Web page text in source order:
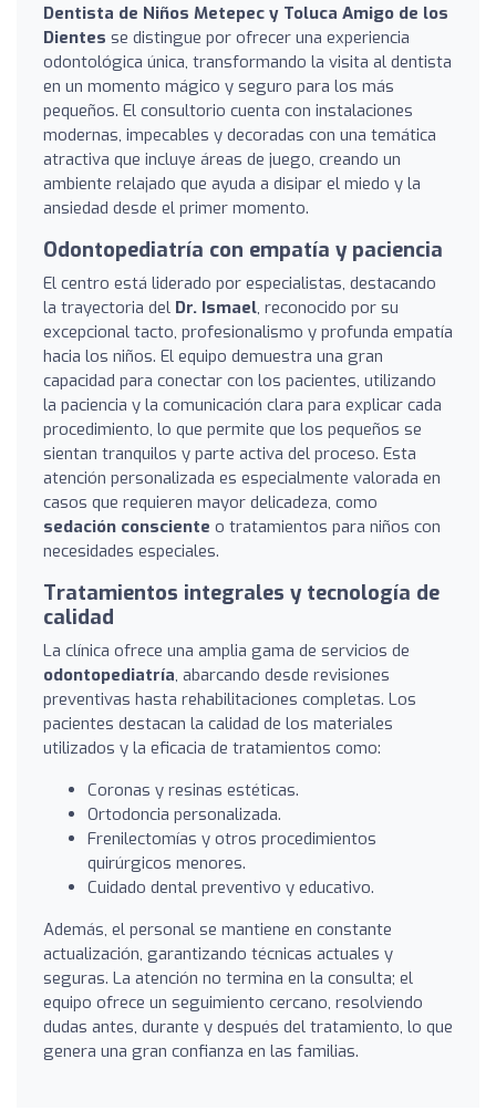
Dentista de Niños Metepec y Toluca Amigo de los
Dientes se distingue por ofrecer una experiencia
odontológica única, transformando la visita al dentista
en un momento mágico y seguro para los más
pequeños. El consultorio cuenta con instalaciones
modernas, impecables y decoradas con una temática
atractiva que incluye áreas de juego, creando un
ambiente relajado que ayuda a disipar el miedo y la
ansiedad desde el primer momento.
Odontopediatría con empatía y paciencia
El centro está liderado por especialistas, destacando
la trayectoria del Dr. Ismael, reconocido por su
excepcional tacto, profesionalismo y profunda empatía
hacia los niños. El equipo demuestra una gran
capacidad para conectar con los pacientes, utilizando
la paciencia y la comunicación clara para explicar cada
procedimiento, lo que permite que los pequeños se
sientan tranquilos y parte activa del proceso. Esta
atención personalizada es especialmente valorada en
casos que requieren mayor delicadeza, como
sedación consciente o tratamientos para niños con
necesidades especiales.
Tratamientos integrales y tecnología de
calidad
La clínica ofrece una amplia gama de servicios de
odontopediatría, abarcando desde revisiones
preventivas hasta rehabilitaciones completas. Los
pacientes destacan la calidad de los materiales
utilizados y la eficacia de tratamientos como:
Coronas y resinas estéticas.
Ortodoncia personalizada.
Frenilectomías y otros procedimientos
quirúrgicos menores.
Cuidado dental preventivo y educativo.
Además, el personal se mantiene en constante
actualización, garantizando técnicas actuales y
seguras. La atención no termina en la consulta; el
equipo ofrece un seguimiento cercano, resolviendo
dudas antes, durante y después del tratamiento, lo que
genera una gran confianza en las familias.